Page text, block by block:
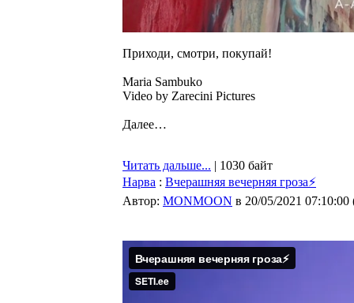
Приходи, смотри, покупай!
Maria Sambuko
Video by Zarecini Pictures
Далее…
Читать дальше... | 1030 байт
Нарва : Вчерашняя вечерняя гроза⚡
Автор: MONMOON в 20/05/2021 07:10:00